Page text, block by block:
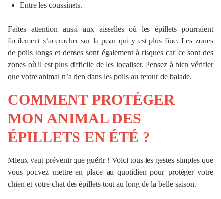
Entre les coussinets.
Faites attention aussi aux aisselles où les épillets pourraient
facilement s’accrocher sur la peau qui y est plus fine. Les zones
de poils longs et denses sont également à risques car ce sont des
zones où il est plus difficile de les localiser. Pensez à bien vérifier
que votre animal n’a rien dans les poils au retour de balade.
COMMENT PROTÉGER
MON ANIMAL DES
ÉPILLETS EN ÉTÉ ?
Mieux vaut prévenir que guérir ! Voici tous les gestes simples que
vous pouvez mettre en place au quotidien pour protéger votre
chien et votre chat des épillets tout au long de la belle saison.